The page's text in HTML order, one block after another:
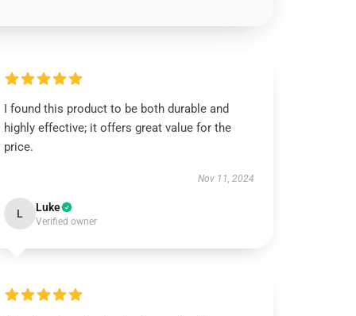
I found this product to be both durable and
highly effective; it offers great value for the
price.
Nov 11, 2024
L Luke
Verified owner